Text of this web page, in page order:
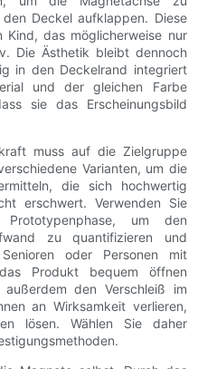
Deckel aufklappen. Diese
das möglicherweise nur
Die Ästhetik bleibt dennoch
in den Deckelrand integriert
und der gleichen Farbe
sie das Erscheinungsbild
muss auf die Zielgruppe
Varianten, um die
die sich hochwertig
erschwert. Verwenden Sie
um den
zu quantifizieren und
oder Personen mit
Produkt bequem öffnen
den Verschleiß im
an Wirksamkeit verlieren,
lösen. Wählen Sie daher